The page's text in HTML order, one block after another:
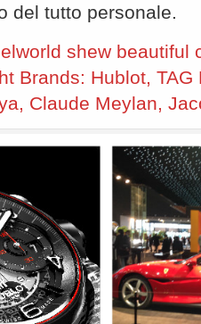
del tutto personale.
shew beautiful
Brands: Hublot, TAG
Claude Meylan,